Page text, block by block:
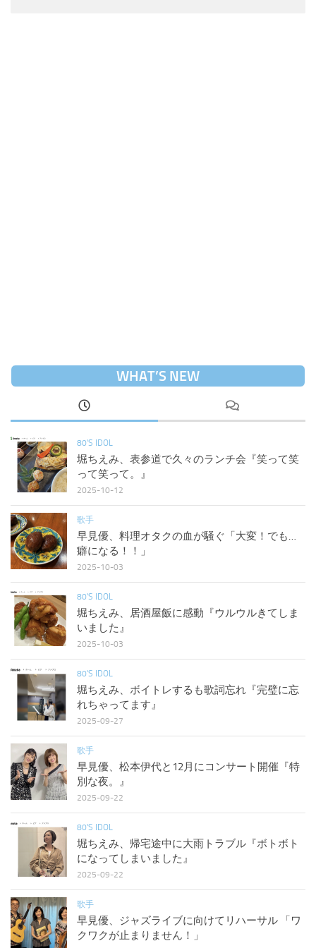
WHAT’S NEW
80'S IDOL
堀ちえみ、表参道で久々のランチ会『笑って笑
って笑って。』
2025-10-12
歌手
早見優、料理オタクの血が騒ぐ「大変！でも…
癖になる！！」
2025-10-03
80'S IDOL
堀ちえみ、居酒屋飯に感動『ウルウルきてしま
いました』
2025-10-03
80'S IDOL
堀ちえみ、ボイトレするも歌詞忘れ『完璧に忘
れちゃってます』
2025-09-27
歌手
早見優、松本伊代と12月にコンサート開催『特
別な夜。』
2025-09-22
80'S IDOL
堀ちえみ、帰宅途中に大雨トラブル『ボトボト
になってしまいました』
2025-09-22
歌手
早見優、ジャズライブに向けてリハーサル 「ワ
クワクが止まりません！」